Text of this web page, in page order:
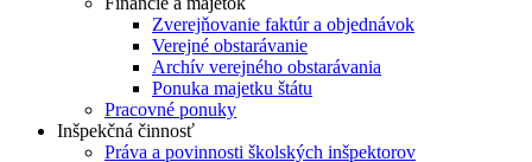
Zverejňovanie faktúr a objednávok
Verejné obstarávanie
Archív verejného obstarávania
Ponuka majetku štátu
Pracovné ponuky
Inšpekčná činnosť
Práva a povinnosti školských inšpektorov